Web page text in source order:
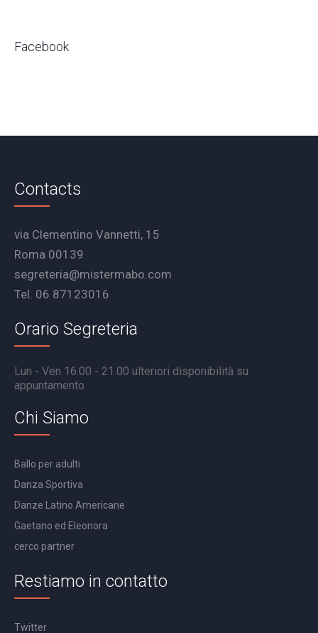
Facebook
Contacts
via Clementino Vannetti, 15
Roma 00139
segreteria@mistermabo.com
Tel. 06 87123016
Orario Segreteria
Lun - Ven 16.00 - 21.00 ulteriori disponibilità su
appuntamento
Chi Siamo
Ballo per adulti
Danza Sportiva
Danze Latino Americane
Gaetano ed Eleonora
cerco partner
Restiamo in contatto
Twitter